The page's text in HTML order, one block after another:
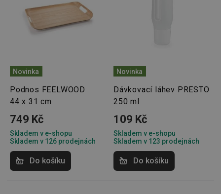
Novinka
Podnos FEELWOOD
44 x 31 cm
749 Kč
Skladem v e-shopu
Skladem v 126 prodejnách
Do košíku
Novinka
Dávkovací láhev PRESTO
250 ml
109 Kč
Skladem v e-shopu
Skladem v 123 prodejnách
Do košíku